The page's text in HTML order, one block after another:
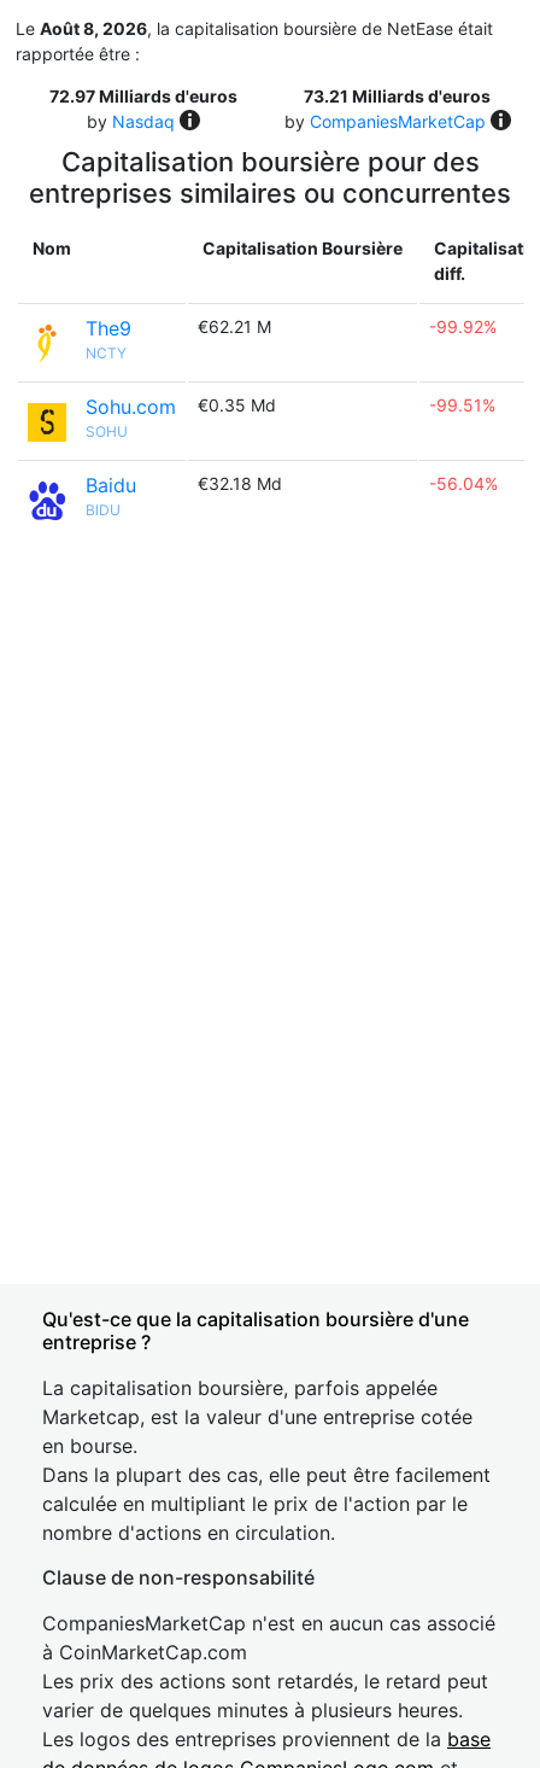
Le Août 8, 2026, la capitalisation boursière de NetEase était
rapportée être :
72.97 Milliards d'euros
by Nasdaq
73.21 Milliards d'euros
by CompaniesMarketCap
Capitalisation boursière pour des
entreprises similaires ou concurrentes
Nom Capitalisation Boursière
diff.
The9
NCTY
€62.21 M -99.92%
Sohu.com
SOHU
€0.35 Md -99.51%
Baidu
BIDU
€32.18 Md -56.04%
Qu'est-ce que la capitalisation boursière d'une
entreprise ?
La capitalisation boursière, parfois appelée
Marketcap, est la valeur d'une entreprise cotée
en bourse.
Dans la plupart des cas, elle peut être facilement
calculée en multipliant le prix de l'action par le
nombre d'actions en circulation.
Clause de non-responsabilité
CompaniesMarketCap n'est en aucun cas associé
à CoinMarketCap.com
Les prix des actions sont retardés, le retard peut
varier de quelques minutes à plusieurs heures.
Les logos des entreprises proviennent de la base